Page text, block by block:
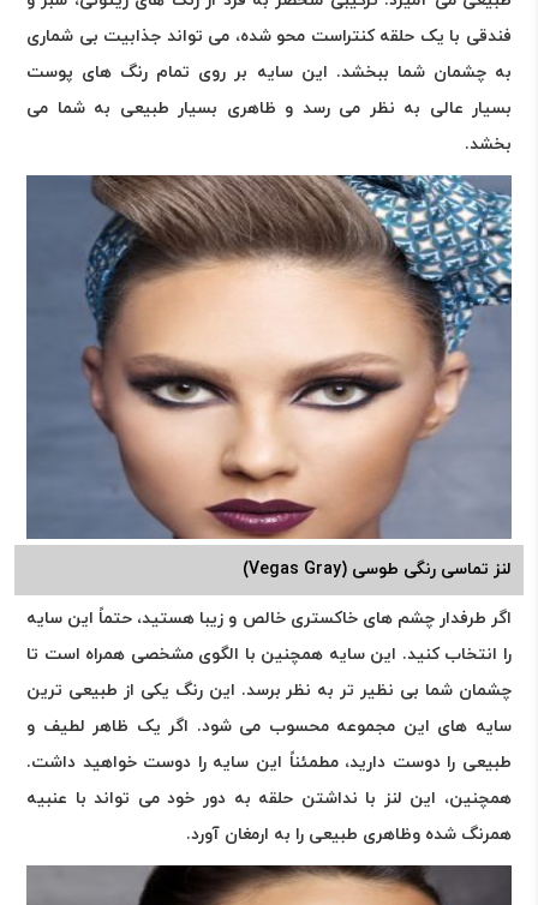
فندقی با یک حلقه کنتراست محو شده، می تواند جذابیت بی شماری
به چشمان شما ببخشد. این سایه بر روی تمام رنگ های پوست
بسیار عالی به نظر می رسد و ظاهری بسیار طبیعی به شما می
بخشد.
لنز تماسی رنگی طوسی (Vegas Gray)
اگر طرفدار چشم های خاکستری خالص و زیبا هستید، حتماً این سایه
را انتخاب کنید. این سایه همچنین با الگوی مشخصی همراه است تا
چشمان شما بی نظیر تر به نظر برسد. این رنگ یکی از طبیعی ترین
سایه های این مجموعه محسوب می شود. اگر یک ظاهر لطیف و
طبیعی را دوست دارید، مطمئناً این سایه را دوست خواهید داشت.
همچنین، این لنز با نداشتن حلقه به دور خود می تواند با عنبیه
همرنگ شده وظاهری طبیعی را به ارمغان آورد.